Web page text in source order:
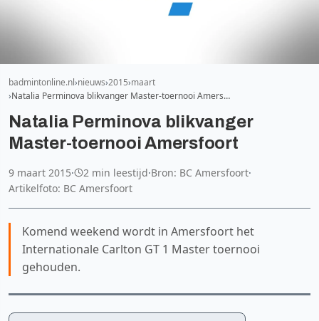
badmintonline.nl nieuws 2015 maart
Natalia Perminova blikvanger Master-toernooi Amers…
Natalia Perminova blikvanger
Master-toernooi Amersfoort
9 maart 2015· 2 min leestijd·Bron: BC Amersfoort·
Artikelfoto: BC Amersfoort
Komend weekend wordt in Amersfoort het
Internationale Carlton GT 1 Master toernooi
gehouden.